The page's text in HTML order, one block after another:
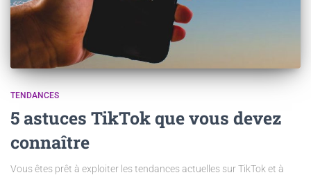
TENDANCES
5 astuces TikTok que vous devez
connaître
Vous êtes prêt à exploiter les tendances actuelles sur TikTok et à